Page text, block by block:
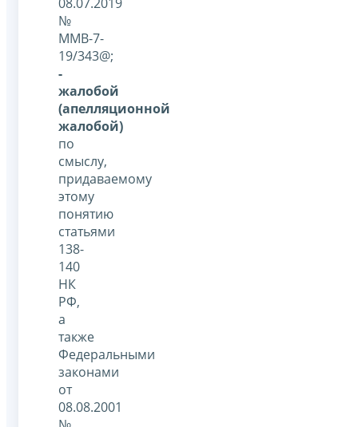
№
ММВ-7-
19/343@;
-
жалобой
(апелляционной
жалобой)
по
смыслу,
придаваемому
этому
понятию
статьями
138-
140
НК
РФ,
а
также
Федеральными
законами
от
08.08.2001